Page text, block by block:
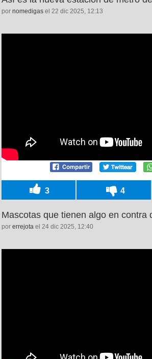
por nomedigas el 22 dic 2025, 12:13
3 4
Mascotas que tienen algo en contra
por errejota el 24 dic 2025, 12:40